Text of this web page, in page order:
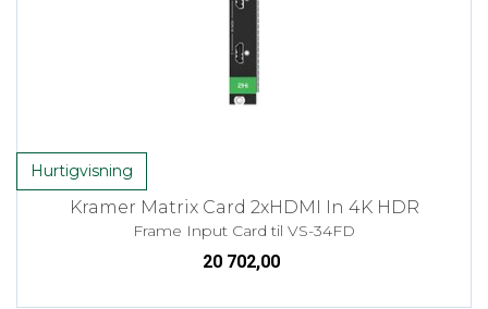
Hurtigvisning
Kramer Matrix Card 2xHDMI In 4K HDR
Frame Input Card til VS-34FD
20 702,00